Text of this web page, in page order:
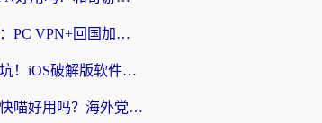
海外党必看：PC VPN+回国加速器怎么选？无缝访问国内资源全攻略
海外党别踩坑！iOS破解版软件不可靠？教你选对回国加速器无缝看国内资源
雷神手游和快喵好用吗？海外党亲测5款回国加速器，附斧牛Bling对比+微信视频号解决办法